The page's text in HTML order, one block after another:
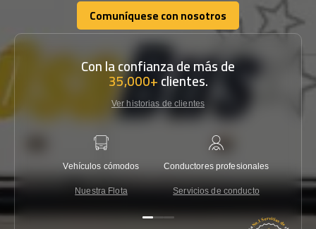
Comuníquese con nosotros
Comuníquese con nosotros
Con la confianza de más de
35,000+clientes.
Ver historias de clientes
Vehículos cómodos
Nuestra Flota
Conductores profesionales
Servicios de conducto